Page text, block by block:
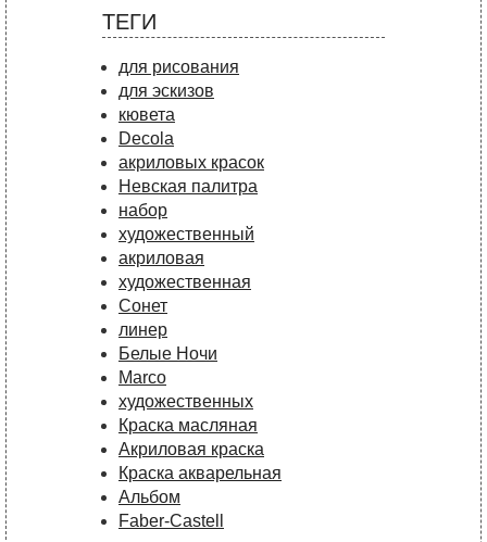
ТЕГИ
для рисования
для эскизов
кювета
Decola
акриловых красок
Невская палитра
набор
художественный
акриловая
художественная
Сонет
линер
Белые Ночи
Marco
художественных
Краска масляная
Акриловая краска
Краска акварельная
Альбом
Faber-Castell